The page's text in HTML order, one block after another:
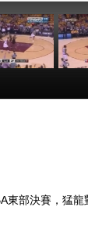
第二節
東部決賽，猛